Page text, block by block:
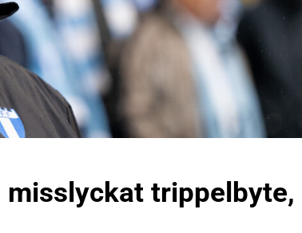
misslyckat trippelbyte,